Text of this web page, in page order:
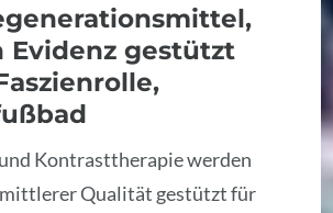
Evidenz gestützt
Kontrasttherapie werden
mittlerer Qualität gestützt für